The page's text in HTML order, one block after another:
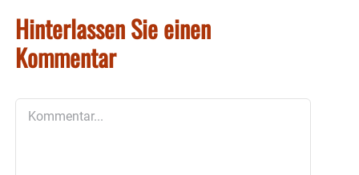
Hinterlassen Sie einen
Kommentar